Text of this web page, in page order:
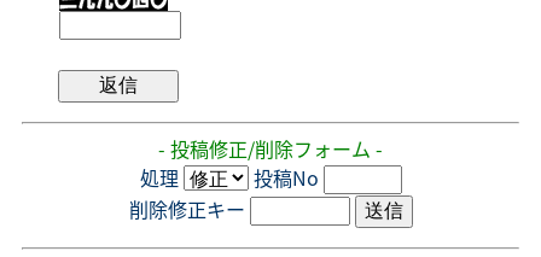
- 投稿修正/削除フォーム -
処理
投稿No
削除修正キー